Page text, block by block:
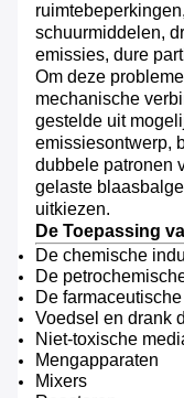
schuurmiddelen,
emissies, dure
Om deze
mechanische
gestelde uit
emissiesontwerp,
dubbele patronen
gelaste
uitkiezen.
De Toepassing
De chemische
De
De
Voedsel en drank
Niet-toxische
Mengapparaten
Mixers